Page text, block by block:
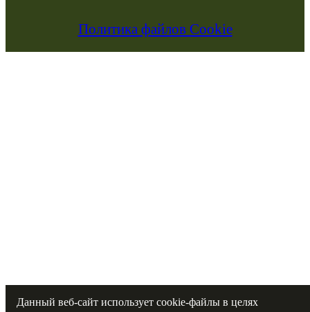
Данный веб-сайт использует cookie-файлы в целях
Политика файлов Cookie